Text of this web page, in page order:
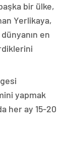
bir ülke,
Yerlikaya,
en
yapmak
her ay 15-20